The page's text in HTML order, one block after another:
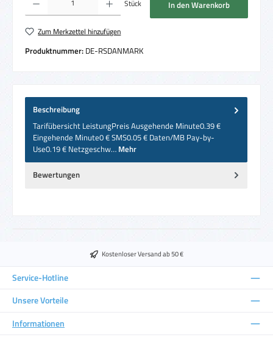
Stück In den Warenkorb
Zum Merkzettel hinzufügen
Produktnummer: DE-RSDANMARK
Beschreibung
Tarifübersicht LeistungPreis Ausgehende Minute0.39 €
Eingehende Minute0 € SMS0.05 € Daten/MB Pay-by-
Use0.19 € Netzgeschw… Mehr
Bewertungen
Kostenloser Versand ab 50 €
Service-Hotline
Unsere Vorteile
Informationen